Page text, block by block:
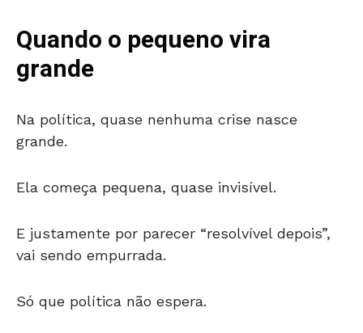
Quando o pequeno vira
grande
Na política, quase nenhuma crise nasce
grande.
Ela começa pequena, quase invisível.
E justamente por parecer “resolvível depois”,
vai sendo empurrada.
Só que política não espera.